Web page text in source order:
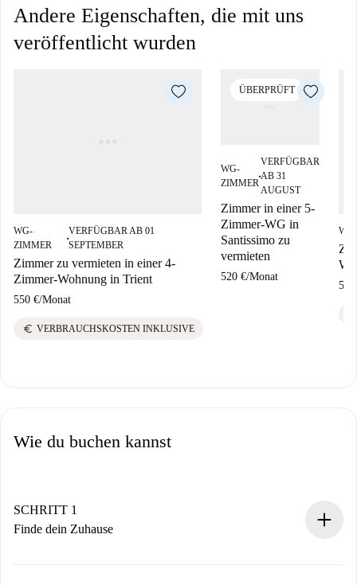
Andere Eigenschaften, die mit uns
veröffentlicht wurden
WG-
ZIMMER
■
VERFÜGBAR AB 01
SEPTEMBER
Zimmer zu vermieten in einer 4-
Zimmer-Wohnung in Trient
550 €/Monat
euro VERBRAUCHSKOSTEN INKLUSIVE
ÜBERPRÜFT
WG-
ZIMMER
■
VERFÜGBAR
AB 31
AUGUST
Zimmer in einer 5-
Zimmer-WG in
Santissimo zu
vermieten
520 €/Monat
Wie du buchen kannst
SCHRITT 1
Finde dein Zuhause